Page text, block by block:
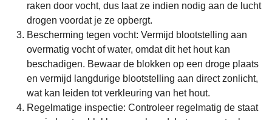
raken door vocht, dus laat ze indien nodig aan de lucht
drogen voordat je ze opbergt.
Bescherming tegen vocht: Vermijd blootstelling aan
overmatig vocht of water, omdat dit het hout kan
beschadigen. Bewaar de blokken op een droge plaats
en vermijd langdurige blootstelling aan direct zonlicht,
wat kan leiden tot verkleuring van het hout.
Regelmatige inspectie: Controleer regelmatig de staat